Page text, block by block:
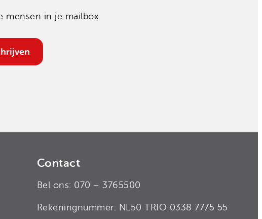
mensen in je mailbox.
Contact
Bel ons: 070 – 3765500
Rekeningnummer: NL50 TRIO 0338 7775 55